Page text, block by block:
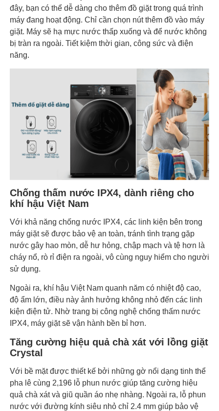
đây, bạn có thể dễ dàng cho thêm đồ giặt trong quá trình
máy đang hoạt động. Chỉ cần chọn nút thêm đồ vào máy
giặt. Máy sẽ hạ mực nước thấp xuống và để nước không
bị tràn ra ngoài. Tiết kiệm thời gian, công sức và điện
năng.
Chống thấm nước IPX4, dành riêng cho
khí hậu Việt Nam
Với khả năng chống nước IPX4, các linh kiện bên trong
máy giặt sẽ được bảo vệ an toàn, tránh tình trạng gặp
nước gây hao mòn, dễ hư hỏng, chập mạch và tệ hơn là
cháy nổ, rò rỉ điện ra ngoài, vô cùng nguy hiểm cho người
sử dụng.
Ngoài ra, khí hậu Việt Nam quanh năm có nhiệt độ cao,
độ ẩm lớn, điều này ảnh hưởng không nhỏ đến các linh
kiện điện tử. Nhờ trang bị công nghệ chống thấm nước
IPX4, máy giặt sẽ vận hành bền bỉ hơn.
Tăng cường hiệu quả chà xát với lồng giặt
Crystal
Với bề mặt được thiết kế bởi những gờ nổi dạng tinh thể
pha lê cùng 2,196 lỗ phun nước giúp tăng cường hiệu
quả chà xát và giũ quần áo nhẹ nhàng. Ngoài ra, lỗ phun
nước với đường kính siêu nhỏ chỉ 2.4 mm giúp bảo vệ